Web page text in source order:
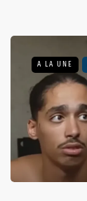
A LA UNE